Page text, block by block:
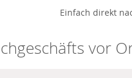
Einfach direkt
vor